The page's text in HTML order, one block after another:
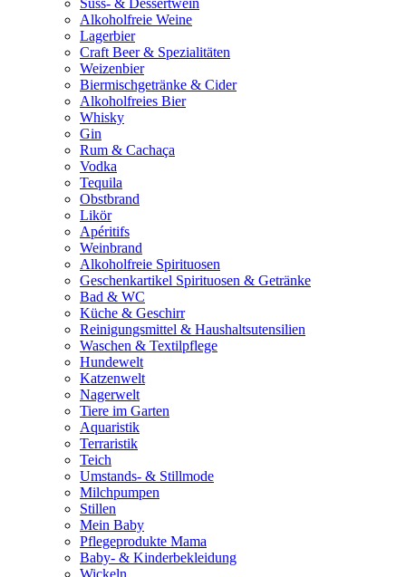
Süss- & Dessertwein
Alkoholfreie Weine
Lagerbier
Craft Beer & Spezialitäten
Weizenbier
Biermischgetränke & Cider
Alkoholfreies Bier
Whisky
Gin
Rum & Cachaça
Vodka
Tequila
Obstbrand
Likör
Apéritifs
Weinbrand
Alkoholfreie Spirituosen
Geschenkartikel Spirituosen & Getränke
Bad & WC
Küche & Geschirr
Reinigungsmittel & Haushaltsutensilien
Waschen & Textilpflege
Hundewelt
Katzenwelt
Nagerwelt
Tiere im Garten
Aquaristik
Terraristik
Teich
Umstands- & Stillmode
Milchpumpen
Stillen
Mein Baby
Pflegeprodukte Mama
Baby- & Kinderbekleidung
Wickeln